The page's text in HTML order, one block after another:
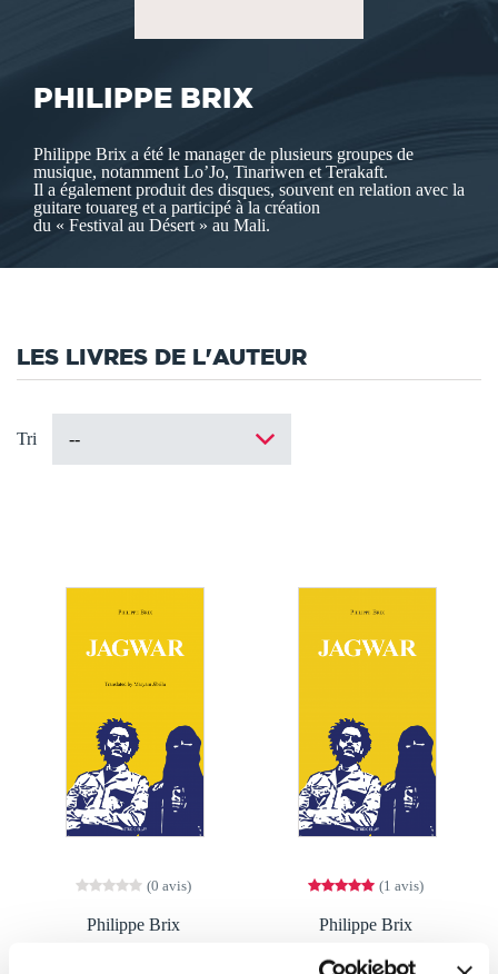
PHILIPPE BRIX
Philippe Brix a été le manager de plusieurs groupes de
musique, notamment Lo’Jo, Tinariwen et Terakaft.
Il a également produit des disques, souvent en relation avec la
guitare touareg et a participé à la création
du « Festival au Désert » au Mali.
LES LIVRES DE L'AUTEUR
Tri
(0 avis)
Philippe Brix
(1 avis)
Philippe Brix
JAGWAR ET LA